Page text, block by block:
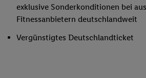
exklusive Sonderkonditionen bei
Fitnessanbietern deutschlandweit
Vergünstigtes Deutschlandticket